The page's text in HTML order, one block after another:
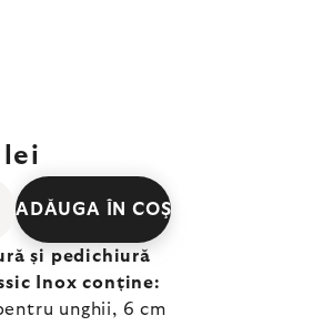
lei
ADĂUGA ÎN COŞ
și pedichiură
Inox conține:
unghii, 6 cm